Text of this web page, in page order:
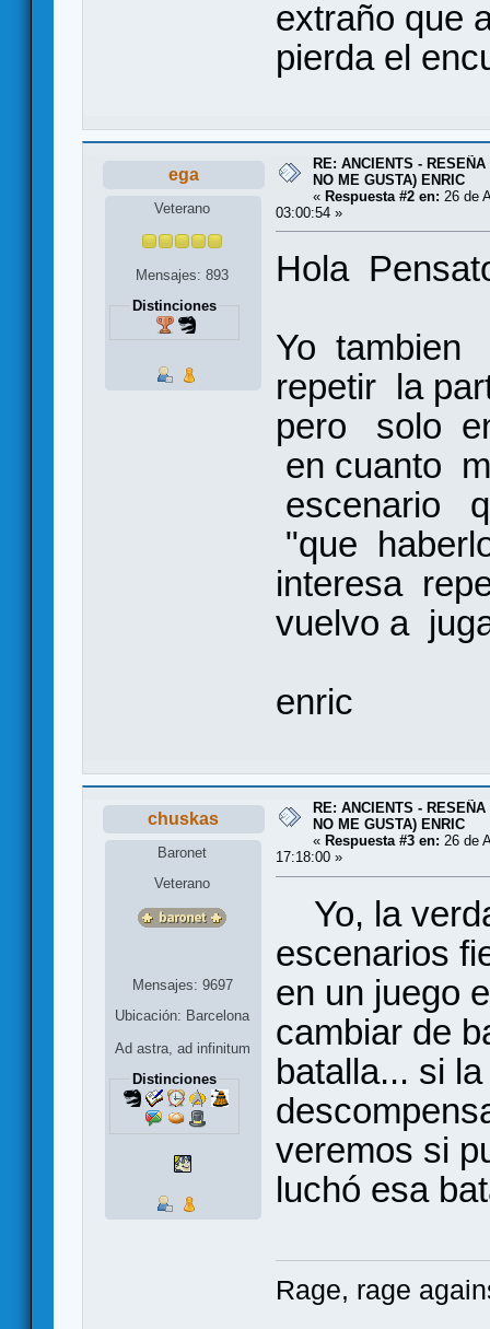
extraño que
pierda el
ega
Veterano
Mensajes: 893
Distinciones
RE: ANCIENTS -
NO ME GUSTA) ENRIC
« Respuesta #2 en: 26 de
03:00:54 »
Hola
Yo tambien
repetir la
pero solo
en cuanto
escenario
"que
interesa
vuelvo a
enric
chuskas
Baronet
Veterano
Mensajes: 9697
Ubicación: Barcelona
Ad astra, ad infinitum
Distinciones
RE: ANCIENTS -
NO ME GUSTA) ENRIC
« Respuesta #3 en: 26 de
17:18:00 »
Yo, la
escenarios
en un juego
cambiar de
batalla... si
veremos si
luchó esa
Rage, rage